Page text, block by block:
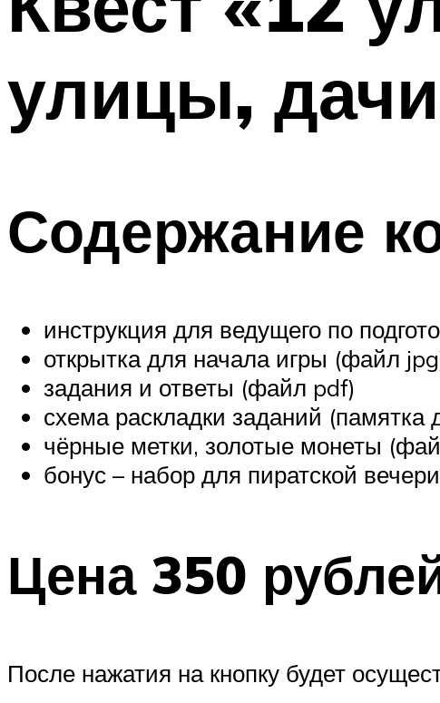
улицы,
Содержание
инструкция для ведущего по
открытка для начала игры (файл
задания и ответы (файл pdf)
схема раскладки заданий (памятка
чёрные метки, золотые монеты
бонус – набор для пиратской
Цена 350
После нажатия на кнопку будет